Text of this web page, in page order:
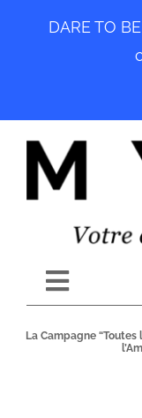
contenu
Toggle
ACCUEIL
La Campagne “Toutes
DARE TO